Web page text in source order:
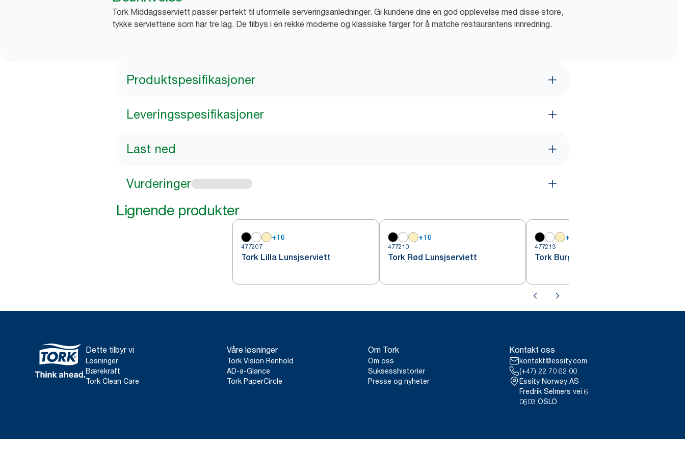
Tork Middagsserviett passer perfekt til uformelle serveringsanledninger. Gi kundene dine en god opplevelse med disse store,
tykke serviettene som har tre lag. De tilbys i en rekke moderne og klassiske farger for å matche restaurantens innredning.
Produktspesifikasjoner
Leveringsspesifikasjoner
Last ned
Vurderinger
Lignende produkter
+16
477207
Tork Lilla Lunsjserviett
+16
477210
Tork Rød Lunsjserviett
+
477213
Tork Burgunder Lunsjserviett
Dette tilbyr vi
Løsninger
Bærekraft
Tork Clean Care
Våre løsninger
Tork Vision Renhold
AD-a-Glance
Tork PaperCircle
Om Tork
Om oss
Suksesshistorier
Presse og nyheter
Kontakt oss
kontakt@essity.com
(+47) 22 70 62 00
Essity Norway AS
Fredrik Selmers vei 6
0603 OSLO